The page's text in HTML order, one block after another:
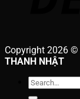
Copyright 2026 ©
THANH NHẬT
Search
for: